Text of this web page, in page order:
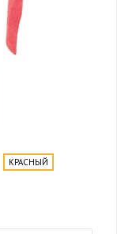
КРАСНЫЙ